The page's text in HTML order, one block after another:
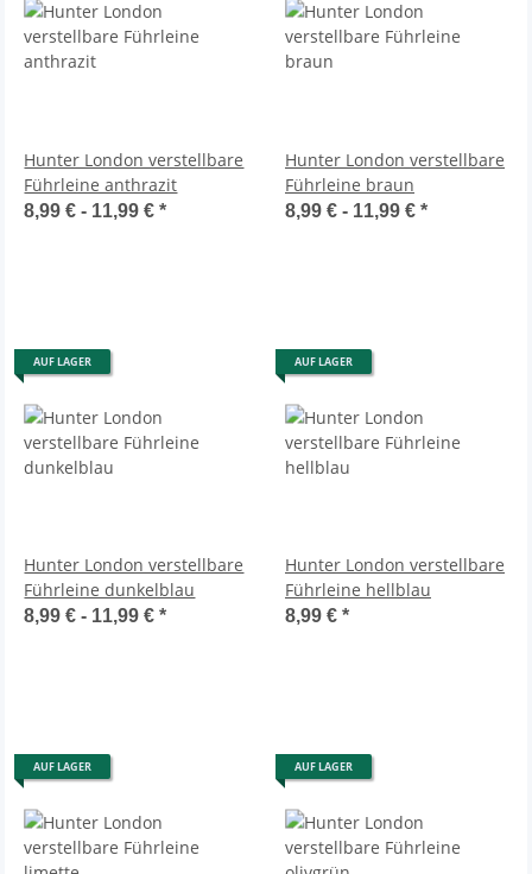
Hunter London verstellbare
Führleine anthrazit
8,99 € - 11,99 €*
Hunter London verstellbare
Führleine braun
8,99 € - 11,99 € *
AUF LAGER
Hunter London verstellbare
Führleine dunkelblau
8,99 € - 11,99 €*
AUF LAGER
Hunter London verstellbare
Führleine hellblau
8,99 € *
AUF LAGER AUF LAGER